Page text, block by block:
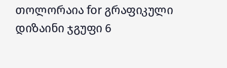
თოლორაია for გრაფიკული
დიზაინი ჯგუფი 6